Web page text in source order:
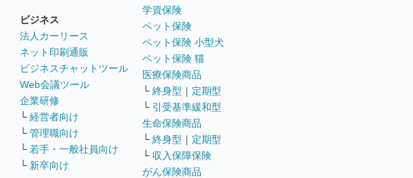
ビジネス
法人カーリース
ネット印刷通販
ビジネスチャットツール
Web会議ツール
企業研修
└ 経営者向け
└ 管理職向け
└ 若手・一般社員向け
└ 新卒向け
学資保険
ペット保険
ペット保険 小型犬
ペット保険 猫
医療保険商品
└ 終身型 ｜ 定期型
└ 引受基準緩和型
生命保険商品
└ 終身型 ｜ 定期型
└ 収入保障保険
がん保険商品